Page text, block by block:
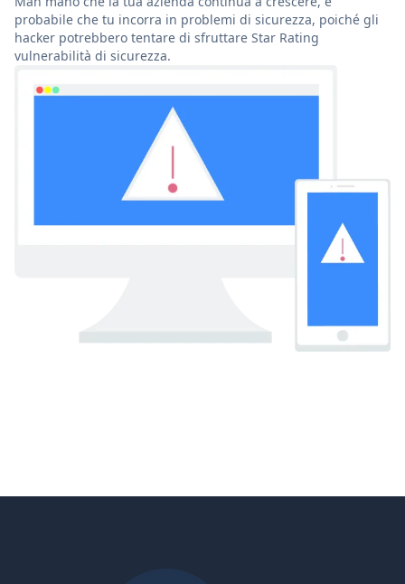
probabile che tu incorra in problemi di sicurezza, poiché gli
hacker potrebbero tentare di sfruttare Star Rating
vulnerabilità di sicurezza.